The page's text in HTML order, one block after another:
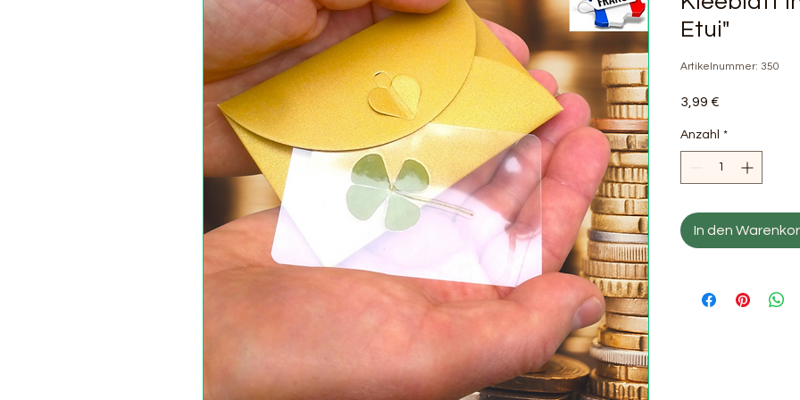
Etui"
Artikelnummer: 350
3,99 €
Anzahl *
In den